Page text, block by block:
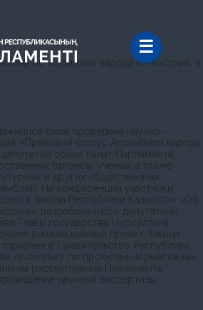
об Ассмблее народа КАзахстана, и
была проведена научно-
«Правовой статус Ассамблеи народа
обеих палат Парламента,
органов, ученых, а также
и других общественных
На конференции участники
Закона Республики Казахстан «Об
разработанного депутатами
Главы государства Нурсултана
вышеназванный проект Закона
в Правительство Республики
поскольку по проектам нормативных
на рассмотрение Парламента
научной экспертизы